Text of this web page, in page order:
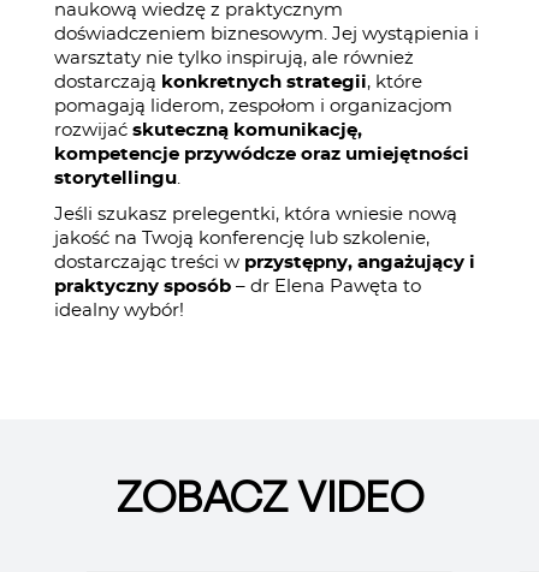
naukową wiedzę z praktycznym
doświadczeniem biznesowym. Jej wystąpienia i
warsztaty nie tylko inspirują, ale również
dostarczają konkretnych strategii, które
pomagają liderom, zespołom i organizacjom
rozwijać skuteczną komunikację,
kompetencje przywódcze oraz umiejętności
storytellingu.
Jeśli szukasz prelegentki, która wniesie nową
jakość na Twoją konferencję lub szkolenie,
dostarczając treści w przystępny, angażujący i
praktyczny sposób – dr Elena Pawęta to
idealny wybór!
ZOBACZ VIDEO